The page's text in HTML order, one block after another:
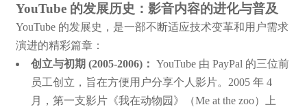
YouTube 的发展历史：影音内容的进化与普及
YouTube 的发展史，是一部不断适应技术变革和用户需求
演进的精彩篇章：
创立与初期 (2005-2006)： YouTube 由 PayPal 的三位前
员工创立，旨在方便用户分享个人影片。2005 年 4
月，第一支影片《我在动物园》（Me at the zoo）上